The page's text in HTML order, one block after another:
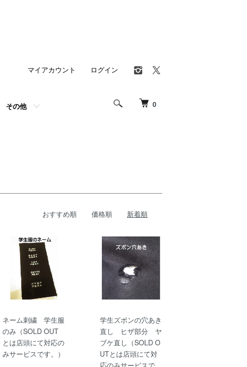
0
その他
マイアカウント ログイン
おすすめ順 価格順 新着順
ネーム刺繍 学生服
のみ（SOLD OUT
とは店頭にて対応の
みサービスです。）
学生ズボンの穴あき
直し ヒザ部分 ヤ
ブケ直し（SOLD O
UTとは店頭にて対
応のみサービスで